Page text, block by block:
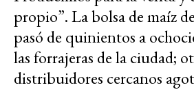
propio”. La bolsa de maíz
pasó de quinientos a
las forrajeras de la ciudad;
distribuidores cercanos